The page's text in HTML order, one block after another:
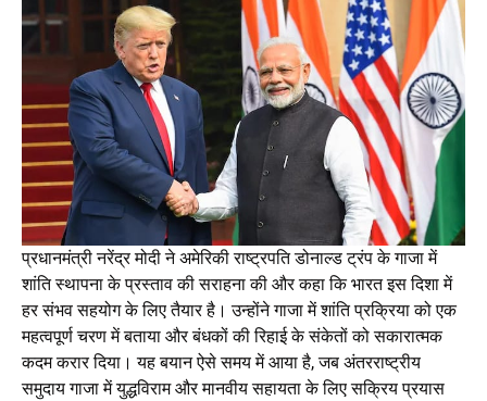
प्रधानमंत्री नरेंद्र मोदी ने अमेरिकी राष्ट्रपति डोनाल्ड ट्रंप के गाजा में
शांति स्थापना के प्रस्ताव की सराहना की और कहा कि भारत इस दिशा में
हर संभव सहयोग के लिए तैयार है। उन्होंने गाजा में शांति प्रक्रिया को एक
महत्वपूर्ण चरण में बताया और बंधकों की रिहाई के संकेतों को सकारात्मक
कदम करार दिया। यह बयान ऐसे समय में आया है, जब अंतरराष्ट्रीय
समुदाय गाजा में युद्धविराम और मानवीय सहायता के लिए सक्रिय प्रयास